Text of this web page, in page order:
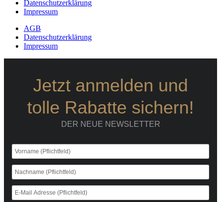
Datenschutzerklärung
Impressum
AGB
Datenschutzerklärung
Impressum
Jetzt anmelden und
tolle Rabatte sichern!
DER NEUE NEWSLETTER